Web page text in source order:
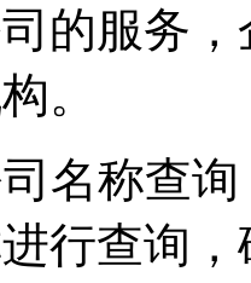
的服务
。
称查询
行查询